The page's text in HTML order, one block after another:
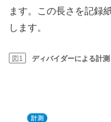
ます。この長さを記録
します。
図1 ディバイダーによる計